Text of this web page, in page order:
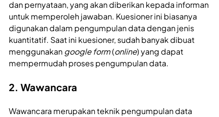
dan pernyataan, yang akan diberikan kepada informan
untuk memperoleh jawaban. Kuesioner ini biasanya
digunakan dalam pengumpulan data dengan jenis
kuantitatif. Saat ini kuesioner, sudah banyak dibuat
menggunakangoogle form(online) yang dapat
mempermudah proses pengumpulan data.
2. Wawancara
Wawancara merupakan teknik pengumpulan data